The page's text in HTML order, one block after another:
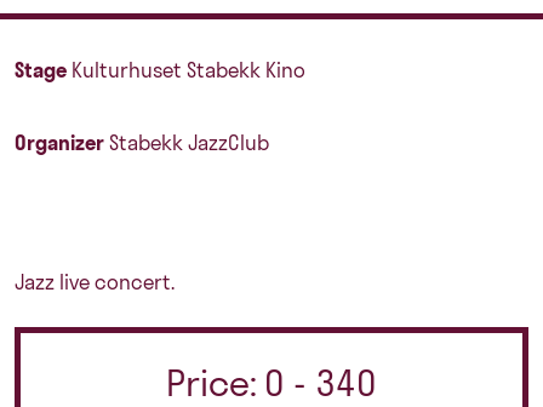
Stage Kulturhuset Stabekk Kino
OrganizerStabekk JazzClub
Jazz live concert.
Price: 0 - 340